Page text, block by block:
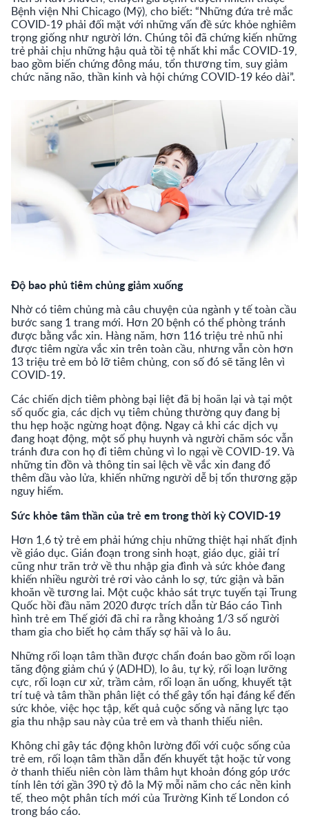
Bệnh viện Nhi Chicago (Mỹ), cho biết: “Những đứa trẻ mắc
COVID-19 phải đối mặt với những vấn đề sức khỏe nghiêm
trọng giống như người lớn. Chúng tôi đã chứng kiến những
trẻ phải chịu những hậu quả tồi tệ nhất khi mắc COVID-19,
bao gồm biến chứng đông máu, tổn thương tim, suy giảm
chức năng não, thần kinh và hội chứng COVID-19 kéo dài”.
Độ bao phủ tiêm chủng giảm xuống
Nhờ có tiêm chủng mà câu chuyện của ngành y tế toàn cầu
bước sang 1 trang mới. Hơn 20 bệnh có thể phòng tránh
được bằng vắc xin. Hàng năm, hơn 116 triệu trẻ nhũ nhi
được tiêm ngừa vắc xin trên toàn cầu, nhưng vẫn còn hơn
13 triệu trẻ em bỏ lỡ tiêm chủng, con số đó sẽ tăng lên vì
COVID-19.
Các chiến dịch tiêm phòng bại liệt đã bị hoãn lại và tại một
số quốc gia, các dịch vụ tiêm chủng thường quy đang bị
thu hẹp hoặc ngừng hoạt động. Ngay cả khi các dịch vụ
đang hoạt động, một số phụ huynh và người chăm sóc vẫn
tránh đưa con họ đi tiêm chủng vì lo ngại về COVID-19. Và
những tin đồn và thông tin sai lệch về vắc xin đang đổ
thêm dầu vào lửa, khiến những người dễ bị tổn thương gặp
nguy hiểm.
Sức khỏe tâm thần của trẻ em trong thời kỳ COVID-19
Hơn 1,6 tỷ trẻ em phải hứng chịu những thiệt hại nhất định
về giáo dục. Gián đoạn trong sinh hoạt, giáo dục, giải trí
cũng như trăn trở về thu nhập gia đình và sức khỏe đang
khiến nhiều người trẻ rơi vào cảnh lo sợ, tức giận và băn
khoăn về tương lai. Một cuộc khảo sát trực tuyến tại Trung
Quốc hồi đầu năm 2020 được trích dẫn từ Báo cáo Tình
hình trẻ em Thế giới đã chỉ ra rằng khoảng 1/3 số người
tham gia cho biết họ cảm thấy sợ hãi và lo âu.
Những rối loạn tâm thần được chẩn đoán bao gồm rối loạn
tăng động giảm chú ý (ADHD), lo âu, tự kỷ, rối loạn lưỡng
cực, rối loạn cư xử, trầm cảm, rối loạn ăn uống, khuyết tật
trí tuệ và tâm thần phân liệt có thể gây tổn hại đáng kể đến
sức khỏe, việc học tập, kết quả cuộc sống và năng lực tạo
gia thu nhập sau này của trẻ em và thanh thiếu niên.
Không chỉ gây tác động khôn lường đối với cuộc sống của
trẻ em, rối loạn tâm thần dẫn đến khuyết tật hoặc tử vong
ở thanh thiếu niên còn làm thâm hụt khoản đóng góp ước
tính lên tới gần 390 tỷ đô la Mỹ mỗi năm cho các nền kinh
tế, theo một phân tích mới của Trường Kinh tế London có
trong báo cáo.